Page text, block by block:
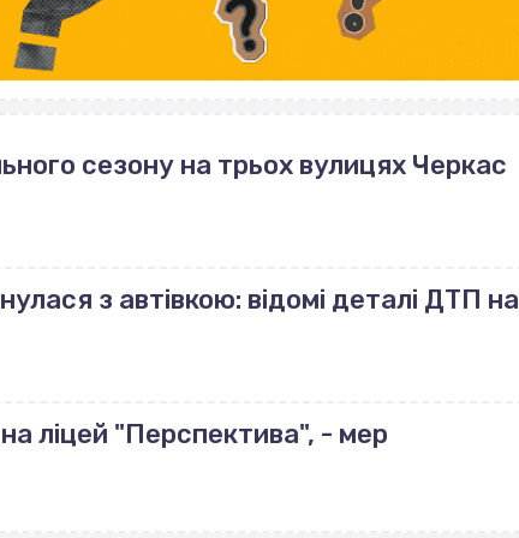
сезону на трьох вулицях Черкас
з автівкою: відомі деталі ДТП на
ліцей "Перспектива", - мер